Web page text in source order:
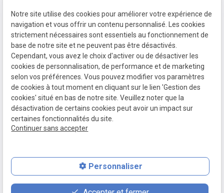
Circulation routière
Défense des victimes
Protection des mineurs
Politique de confidentialité
Mentions
légales
Politique de
confidentialité
Gestion
des
Plan du
site
Siret :12012012000010
place contact_page phone
Notre site utilise des cookies pour améliorer votre expérience de
navigation et vous offrir un contenu personnalisé. Les cookies
strictement nécessaires sont essentiels au fonctionnement de
base de notre site et ne peuvent pas être désactivés.
Cependant, vous avez le choix d'activer ou de désactiver les
cookies de personnalisation, de performance et de marketing
selon vos préférences. Vous pouvez modifier vos paramètres
de cookies à tout moment en cliquant sur le lien 'Gestion des
cookies' situé en bas de notre site. Veuillez noter que la
désactivation de certains cookies peut avoir un impact sur
certaines fonctionnalités du site.
Continuer sans accepter
Personnaliser